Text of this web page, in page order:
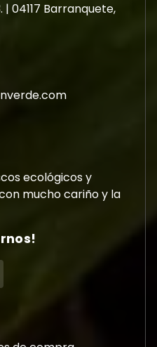
| 04117 Barranquete,
ecológicos y
mucho cariño y la